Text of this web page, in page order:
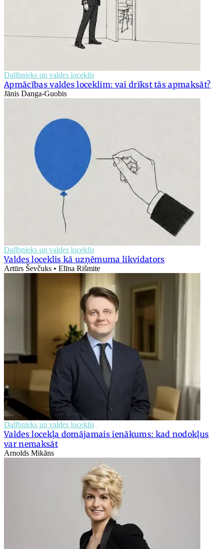
Dalībnieks un valdes loceklis
Apmācības valdes loceklim: vai drīkst tās apmaksāt?
Jānis Danga-Guobis
Dalībnieks un valdes loceklis
Valdes loceklis kā uzņēmuma likvidators
Artūrs Ševčuks • Elīna Rišmite
Dalībnieks un valdes loceklis
Valdes locekļa domājamais ienākums: kad nodokļus
var nemaksāt
Arnolds Mikāns